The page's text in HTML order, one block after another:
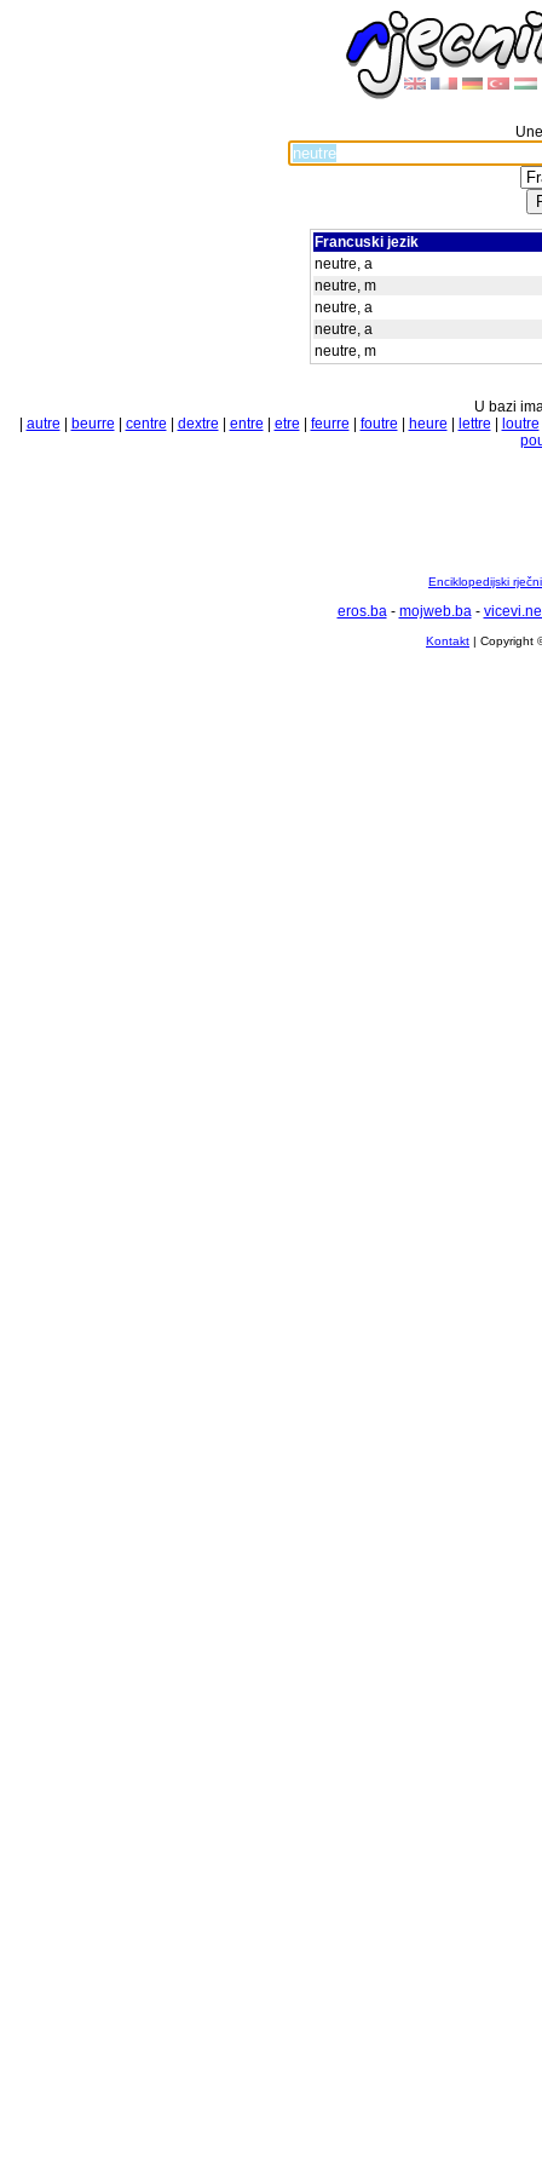
Francuski jezik
neutre, a
neutre, m
neutre, a
neutre, a
neutre, m
U bazi
autre beurre centre dextre entre etre feurre foutre heure lettre loutre
Enciklopedijski
eros.ba- mojweb.ba-
Kontakt | Copyright